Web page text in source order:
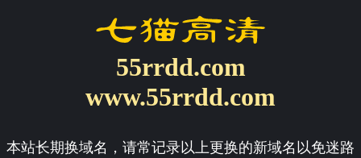
55rrdd.com
www.55rrdd.com
本站长期换域名，请常记录以上更换的新域名以免迷路